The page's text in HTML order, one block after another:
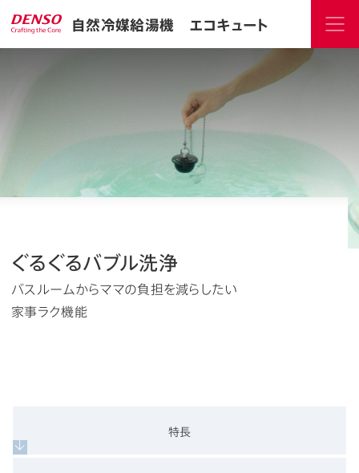
自然冷媒給湯機 エコキュート
ぐるぐるバブル洗浄
バスルームからママの負担を減らしたい
家事ラク機能
特長